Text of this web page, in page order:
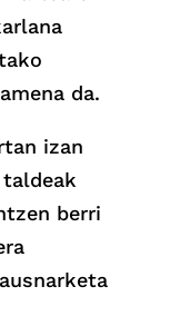
da.
izan
taldeak
berri